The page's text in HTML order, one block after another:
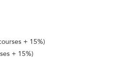
+ 15%)
+ 15%)